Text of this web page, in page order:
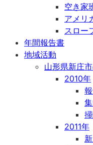
空き家
アメリ
スロー
年間報告書
地域活動
山形県新庄
2010年
2011年